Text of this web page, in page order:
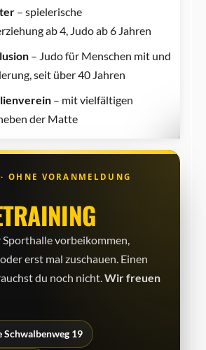
– spielerische
ab 4, Judo ab 6 Jahren
– Judo für Menschen mit und
seit über 40 Jahren
– mit vielfältigen
der Matte
OHNE VORANMELDUNG
Sporthalle vorbeikommen,
erst mal zuschauen. Einen
du noch nicht.Wir freuen
Schwalbenweg 19